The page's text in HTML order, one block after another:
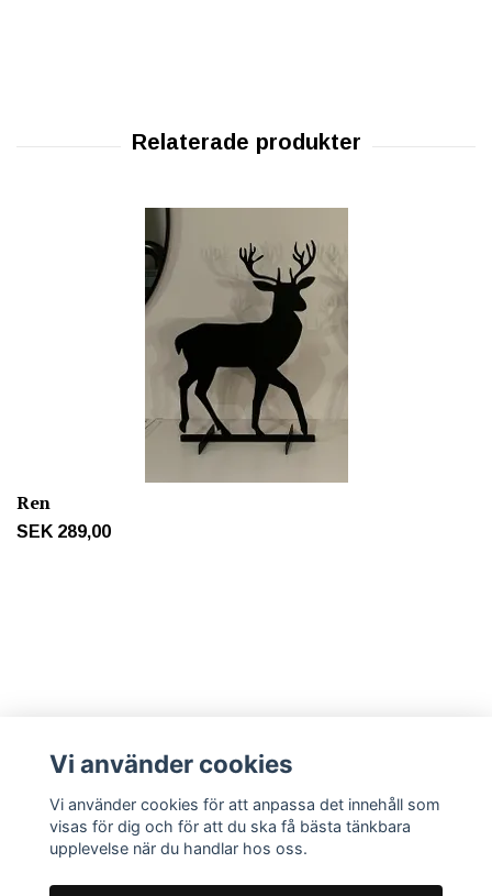
Ren
SEK 289,00
Sociala medier
Vi använder cookies
Vi använder cookies för att anpassa det innehåll som
visas för dig och för att du ska få bästa tänkbara
upplevelse när du handlar hos oss.